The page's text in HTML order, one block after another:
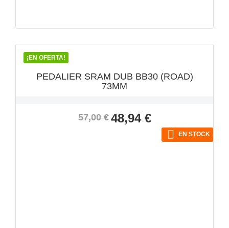
¡EN OFERTA!
VISTA RÁPIDA
PEDALIER SRAM DUB BB30 (ROAD)
73MM
Precio
57,00 € Precio
48,94 €
 EN STOCK